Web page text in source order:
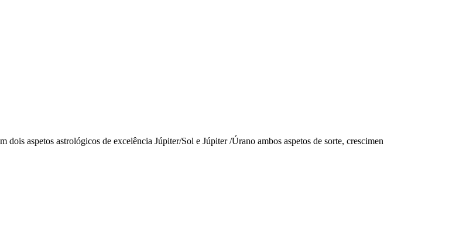
aspetos astrológicos de excelência Júpiter/Sol e Júpiter /Úrano ambos aspetos de sorte, crescimen